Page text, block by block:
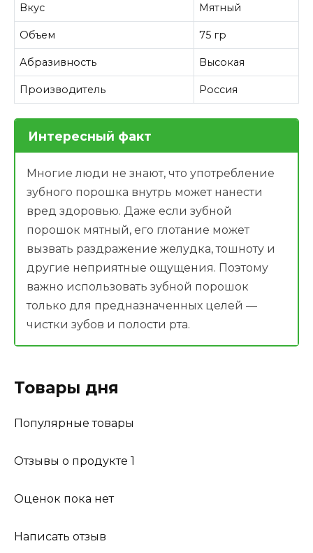
Вкус Мятный
Объем 75 гр
Абразивность Высокая
Производитель Россия
Интересный факт
Многие люди не знают, что употребление
зубного порошка внутрь может нанести
вред здоровью. Даже если зубной
порошок мятный, его глотание может
вызвать раздражение желудка, тошноту и
другие неприятные ощущения. Поэтому
важно использовать зубной порошок
только для предназначенных целей —
чистки зубов и полости рта.
Товары дня
Популярные товары
Отзывы о продукте 1
Оценок пока нет
Написать отзыв